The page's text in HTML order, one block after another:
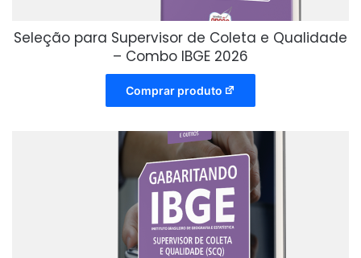
Seleção para Supervisor de Coleta e Qualidade
– Combo IBGE 2026
Comprar produto